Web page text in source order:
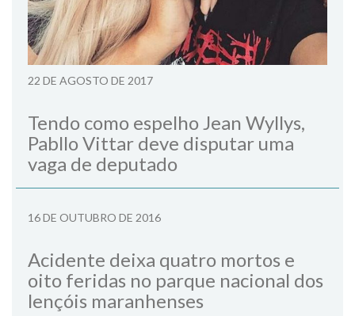
22 DE AGOSTO DE 2017
Tendo como espelho Jean Wyllys,
Pabllo Vittar deve disputar uma
vaga de deputado
16 DE OUTUBRO DE 2016
Acidente deixa quatro mortos e
oito feridas no parque nacional dos
lençóis maranhenses